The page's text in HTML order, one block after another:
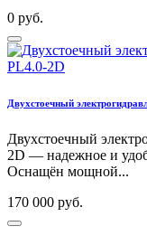
0 руб.
Двухстоечный
Двухстоечный
2D — надежное и
Оснащён мощной...
170 000 руб.